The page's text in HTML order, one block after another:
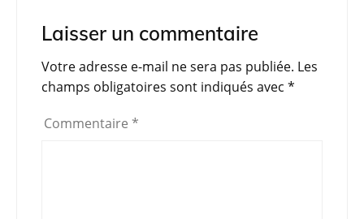
e
b
o
o
k
er s
A
p
p
gr
a
m
g
er
Laisser un commentaire
Votre adresse e-mail ne sera pas publiée. Les
champs obligatoires sont indiqués avec *
Commentaire *